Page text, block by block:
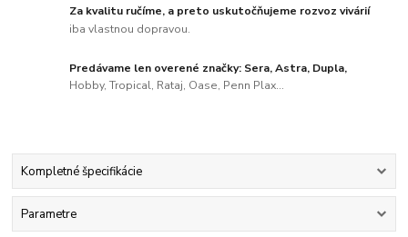
Za kvalitu ručíme, a preto uskutočňujeme rozvoz vivárií
iba vlastnou dopravou.
Predávame len overené značky: Sera, Astra, Dupla,
Hobby, Tropical, Rataj, Oase, Penn Plax...
Kompletné špecifikácie
Parametre